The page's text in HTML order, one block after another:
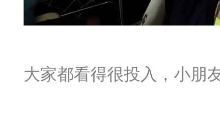
大家都看得很投入，小朋